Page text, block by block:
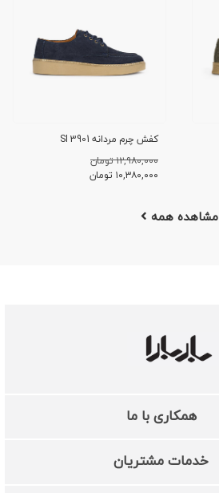
کفش چرم مردانه SI 3901
۱۲,۹۸۰,۰۰۰ تومان
۱۰,۳۸۰,۰۰۰ تومان
مشاهده همه
همکاری با ما
خدمات مشتریان